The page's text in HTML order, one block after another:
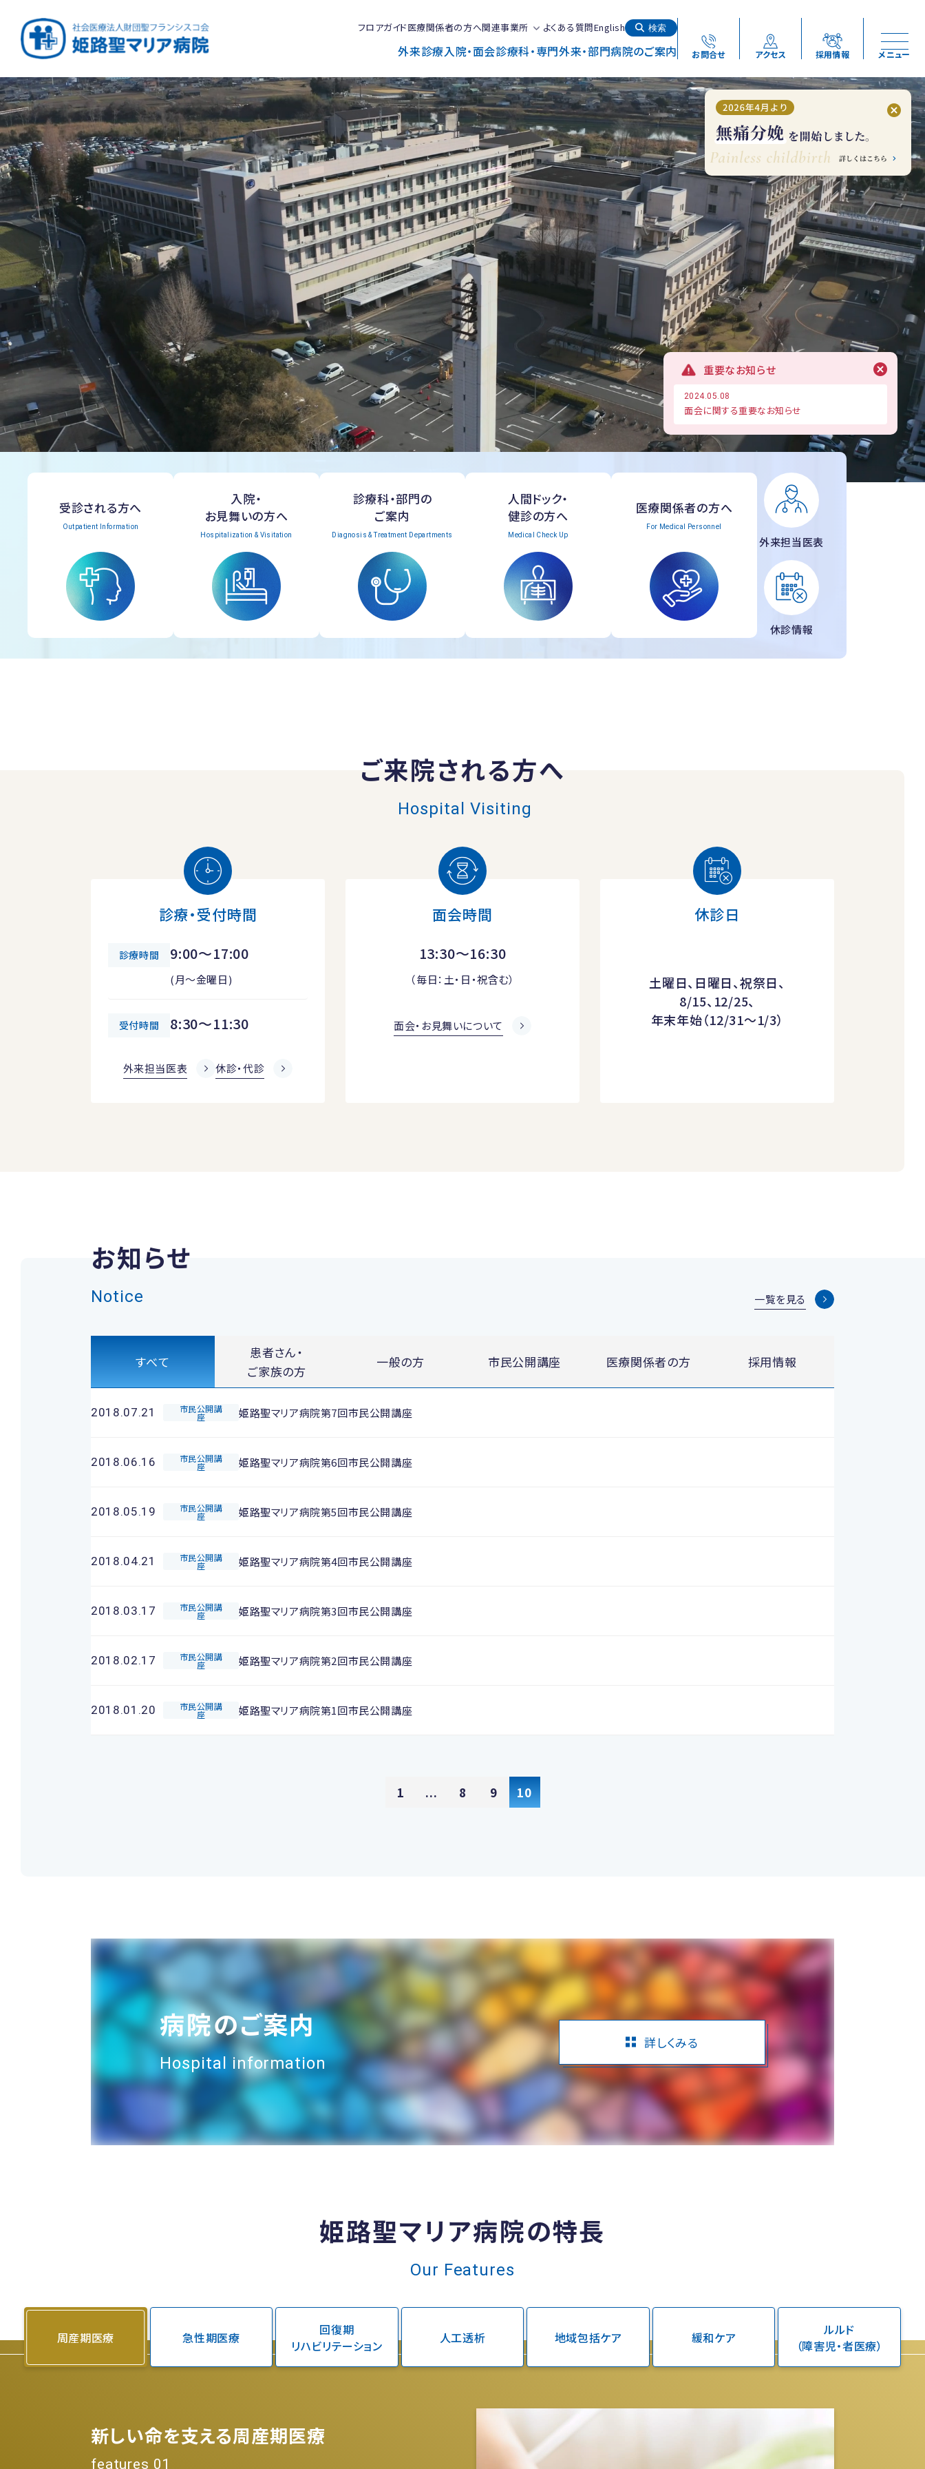
フロアガイド医療関係者の方へ関連事業所 よくある質問English 検索
外来診療入院・面会診療科・専門外来・部門病院のご案内 お問合せ アクセス 採用情報 メニュー
健康と安心をあなたに
つなぎ続ける地域医療
周産期から終末期まで
地域を支える医療
急性期から回復期へと
つなぐ医療
学び・育てる医療
重要なお知らせ
2024.05.08
面会に関する重要なお知らせ
受診される方へ
Outpatient Information
入院・
お見舞いの方へ
Hospitalization & Visitation
診療科・部門の
ご案内
Diagnosis & Treatment Departments
人間ドック・
健診の方へ
Medical Check Up
医療関係者の方へ
For Medical Personnel
外来担当医表
休診情報
ご来院される方へ
Hospital Visiting
診療・受付時間
診療時間 9:00～17:00
(月～金曜日)
受付時間 8:30～11:30
外来担当医表 休診・代診
面会時間
13:30～16:30
（毎日：土・日・祝含む）
面会・お見舞いについて
休診日
土曜日、日曜日、祝祭日、
8/15、12/25、
年末年始（12/31～1/3）
お知らせ
Notice 一覧を見る
すべて
患者さん・
ご家族の方
一般の方 市民公開講座 医療関係者の方 採用情報
2018.07.21 市民公開講
座 姫路聖マリア病院第7回市民公開講座
2018.06.16 市民公開講
座 姫路聖マリア病院第6回市民公開講座
2018.05.19 市民公開講
座 姫路聖マリア病院第5回市民公開講座
2018.04.21 市民公開講
座 姫路聖マリア病院第4回市民公開講座
2018.03.17 市民公開講
座 姫路聖マリア病院第3回市民公開講座
2018.02.17 市民公開講
座 姫路聖マリア病院第2回市民公開講座
2018.01.20 市民公開講
座 姫路聖マリア病院第1回市民公開講座
1 ... 8 9 10
病院のご案内
Hospital information
詳しくみる
姫路聖マリア病院の特長
Our Features
周産期医療 急性期医療
回復期
リハビリテーション
人工透析 地域包括ケア 緩和ケア
ルルド
（障害児・者医療）
新しい命を支える周産期医療
features 01